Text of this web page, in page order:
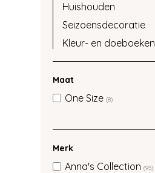
Huishouden
Seizoensdecoratie
Kleur- en doeboeken
Maat
One Size (8)
Merk
Anna's Collection (95)